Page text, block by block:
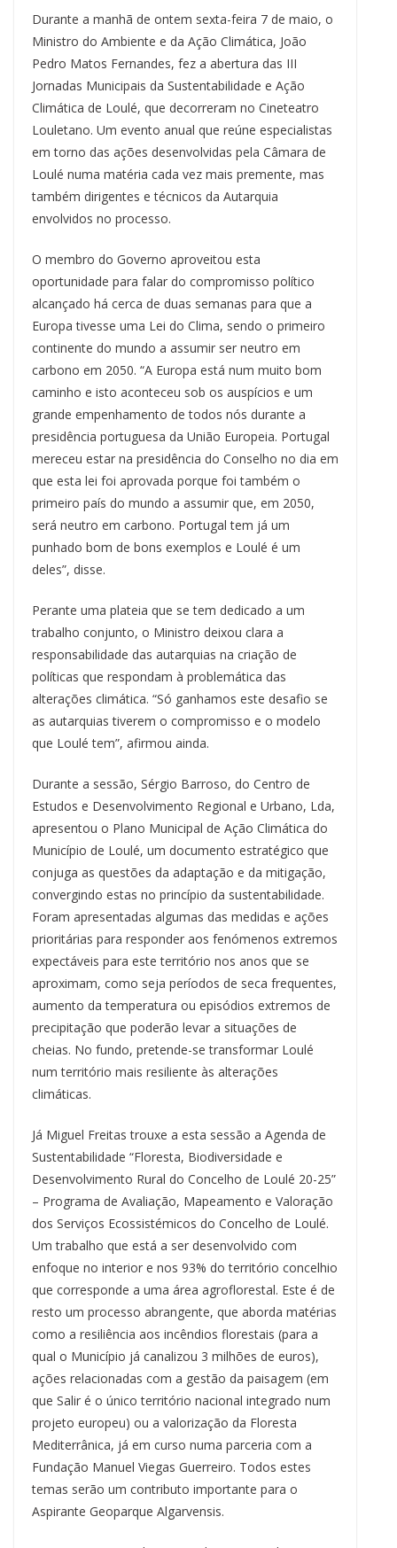
e
b
o
k
e
s
y
r
e
a
s
n
t
e
e
s
t
k
e
I
n
t
s
p
p
e
g
r
a
m
i
l
i
n
t
p
y
L
n
k
r
e
Durante a manhã de ontem sexta-feira 7 de maio, o
Ministro do Ambiente e da Ação Climática, João
Pedro Matos Fernandes, fez a abertura das III
Jornadas Municipais da Sustentabilidade e Ação
Climática de Loulé, que decorreram no Cineteatro
Louletano. Um evento anual que reúne especialistas
em torno das ações desenvolvidas pela Câmara de
Loulé numa matéria cada vez mais premente, mas
também dirigentes e técnicos da Autarquia
envolvidos no processo.
O membro do Governo aproveitou esta
oportunidade para falar do compromisso político
alcançado há cerca de duas semanas para que a
Europa tivesse uma Lei do Clima, sendo o primeiro
continente do mundo a assumir ser neutro em
carbono em 2050. “A Europa está num muito bom
caminho e isto aconteceu sob os auspícios e um
grande empenhamento de todos nós durante a
presidência portuguesa da União Europeia. Portugal
mereceu estar na presidência do Conselho no dia em
que esta lei foi aprovada porque foi também o
primeiro país do mundo a assumir que, em 2050,
será neutro em carbono. Portugal tem já um
punhado bom de bons exemplos e Loulé é um
deles”, disse.
Perante uma plateia que se tem dedicado a um
trabalho conjunto, o Ministro deixou clara a
responsabilidade das autarquias na criação de
políticas que respondam à problemática das
alterações climática. “Só ganhamos este desafio se
as autarquias tiverem o compromisso e o modelo
que Loulé tem”, afirmou ainda.
Durante a sessão, Sérgio Barroso, do Centro de
Estudos e Desenvolvimento Regional e Urbano, Lda,
apresentou o Plano Municipal de Ação Climática do
Município de Loulé, um documento estratégico que
conjuga as questões da adaptação e da mitigação,
convergindo estas no princípio da sustentabilidade.
Foram apresentadas algumas das medidas e ações
prioritárias para responder aos fenómenos extremos
expectáveis para este território nos anos que se
aproximam, como seja períodos de seca frequentes,
aumento da temperatura ou episódios extremos de
precipitação que poderão levar a situações de
cheias. No fundo, pretende-se transformar Loulé
num território mais resiliente às alterações
climáticas.
Já Miguel Freitas trouxe a esta sessão a Agenda de
Sustentabilidade “Floresta, Biodiversidade e
Desenvolvimento Rural do Concelho de Loulé 20-25”
– Programa de Avaliação, Mapeamento e Valoração
dos Serviços Ecossistémicos do Concelho de Loulé.
Um trabalho que está a ser desenvolvido com
enfoque no interior e nos 93% do território concelhio
que corresponde a uma área agroflorestal. Este é de
resto um processo abrangente, que aborda matérias
como a resiliência aos incêndios florestais (para a
qual o Município já canalizou 3 milhões de euros),
ações relacionadas com a gestão da paisagem (em
que Salir é o único território nacional integrado num
projeto europeu) ou a valorização da Floresta
Mediterrânica, já em curso numa parceria com a
Fundação Manuel Viegas Guerreiro. Todos estes
temas serão um contributo importante para o
Aspirante Geoparque Algarvensis.